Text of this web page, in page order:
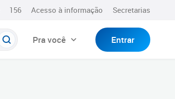
156 Acesso à informação Secretarias
Pra você Entrar